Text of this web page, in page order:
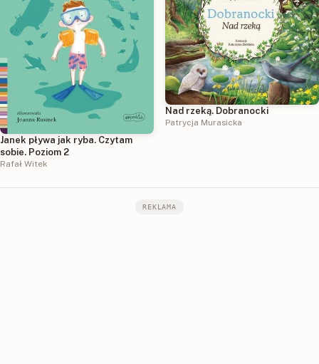
Janek pływa jak ryba. Czytam
sobie. Poziom 2
Rafał Witek
Nad rzeką. Dobranocki
Patrycja Murasicka
REKLAMA